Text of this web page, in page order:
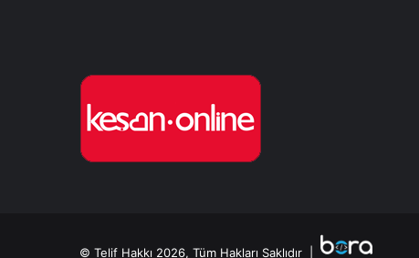
© Telif Hakkı 2026, Tüm Hakları Saklıdır |